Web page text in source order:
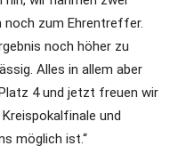
noch zum Ehrentreffer.
noch höher zu
Alles in allem aber
4 und jetzt freuen wir
und
möglich ist.“